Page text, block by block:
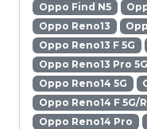
Oppo Find N5
Oppo Reno13
Oppo Reno13 F 5G
Oppo Reno13 Pro 5G
Oppo Reno14 5G
Oppo Reno14 F 5G/
Oppo Reno14 Pro